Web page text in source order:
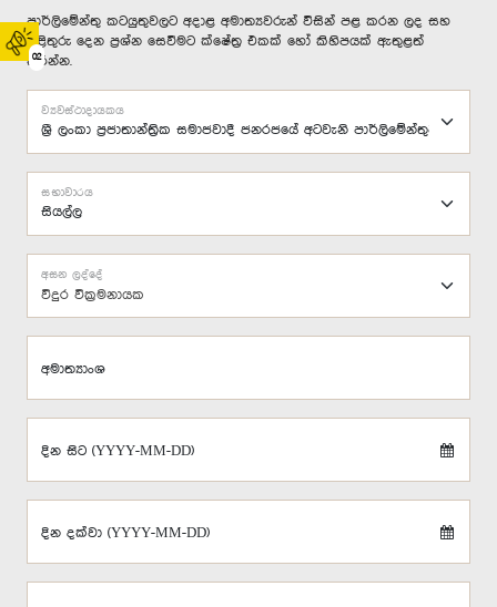
02
පාර්ලිමේන්තු කටයුතුවලට අදාළ අමාත්‍යවරුන් විසින් පළ කරන ලද සහ
පිළිතුරු දෙන ප්‍රශ්න සෙවීමට ක්ෂේත්‍ර එකක් හෝ කිහිපයක් ඇතුළත්
කරන්න.
ව්‍යවස්ථාදායකය
සභාවාරය
විදුර වික්‍රමනායක
අසන ලද්දේ
අමාත්‍යාංශ
දින සිට (YYYY-MM-DD)
දින දක්වා (YYYY-MM-DD)